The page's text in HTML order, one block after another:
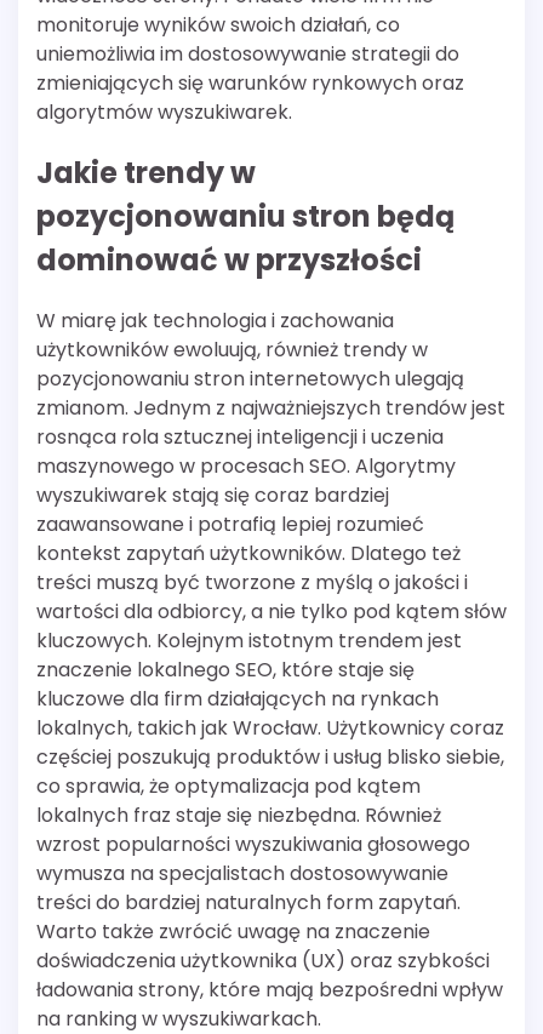
monitoruje wyników swoich działań, co
uniemożliwia im dostosowywanie strategii do
zmieniających się warunków rynkowych oraz
algorytmów wyszukiwarek.
Jakie trendy w
pozycjonowaniu stron będą
dominować w przyszłości
W miarę jak technologia i zachowania
użytkowników ewoluują, również trendy w
pozycjonowaniu stron internetowych ulegają
zmianom. Jednym z najważniejszych trendów jest
rosnąca rola sztucznej inteligencji i uczenia
maszynowego w procesach SEO. Algorytmy
wyszukiwarek stają się coraz bardziej
zaawansowane i potrafią lepiej rozumieć
kontekst zapytań użytkowników. Dlatego też
treści muszą być tworzone z myślą o jakości i
wartości dla odbiorcy, a nie tylko pod kątem słów
kluczowych. Kolejnym istotnym trendem jest
znaczenie lokalnego SEO, które staje się
kluczowe dla firm działających na rynkach
lokalnych, takich jak Wrocław. Użytkownicy coraz
częściej poszukują produktów i usług blisko siebie,
co sprawia, że optymalizacja pod kątem
lokalnych fraz staje się niezbędna. Również
wzrost popularności wyszukiwania głosowego
wymusza na specjalistach dostosowywanie
treści do bardziej naturalnych form zapytań.
Warto także zwrócić uwagę na znaczenie
doświadczenia użytkownika (UX) oraz szybkości
ładowania strony, które mają bezpośredni wpływ
na ranking w wyszukiwarkach.